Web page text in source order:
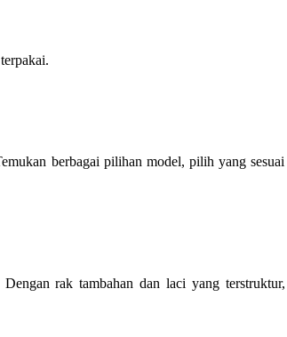
berbagai pilihan model, pilih yang
rak tambahan dan laci yang